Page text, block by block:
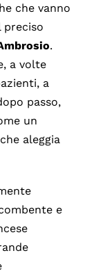
che vanno
preciso
.
a volte
a
passo,
un
aleggia
e